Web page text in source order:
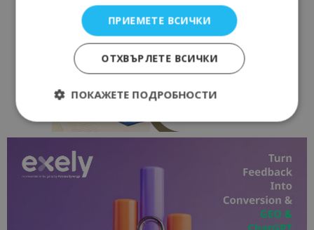
ПРИЕМЕТЕ ВСИЧКИ
ОТХВЪРЛЕТЕ ВСИЧКИ
ПОКАЖЕТЕ ПОДРОБНОСТИ
Таргетиране
Функционалност
Строго необходимите бисквитки позволяват
основната функционалност на уебсайта, като
потребителско влизане и управление на